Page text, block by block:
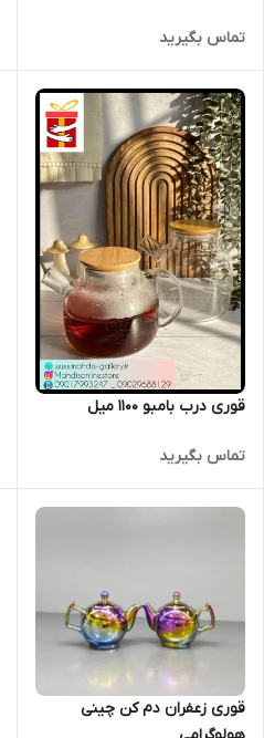
تماس بگیرید
قوری درب بامبو 1100 میل
تماس بگیرید
قوری زعفران دم کن چینی